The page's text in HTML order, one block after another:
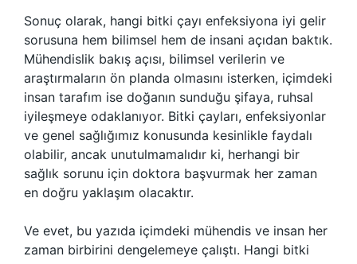
Sonuç olarak, hangi bitki çayı enfeksiyona iyi gelir
sorusuna hem bilimsel hem de insani açıdan baktık.
Mühendislik bakış açısı, bilimsel verilerin ve
araştırmaların ön planda olmasını isterken, içimdeki
insan tarafım ise doğanın sunduğu şifaya, ruhsal
iyileşmeye odaklanıyor. Bitki çayları, enfeksiyonlar
ve genel sağlığımız konusunda kesinlikle faydalı
olabilir, ancak unutulmamalıdır ki, herhangi bir
sağlık sorunu için doktora başvurmak her zaman
en doğru yaklaşım olacaktır.
Ve evet, bu yazıda içimdeki mühendis ve insan her
zaman birbirini dengelemeye çalıştı. Hangi bitki